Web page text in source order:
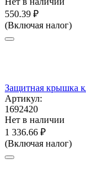
550.39 ₽
(Включая налог)
Защитная крышка
Артикул:
1692420
Нет в наличии
1 336.66 ₽
(Включая налог)